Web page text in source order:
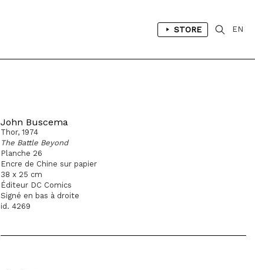
STORE EN
John Buscema
Thor, 1974
The Battle Beyond
Planche 26
Encre de Chine sur papier
38 x 25 cm
Éditeur DC Comics
Signé en bas à droite
id. 4269